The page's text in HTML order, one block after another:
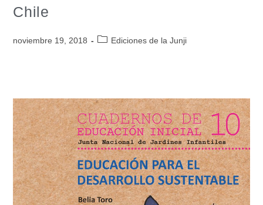
Chile
noviembre 19, 2018 Ediciones de la Junji